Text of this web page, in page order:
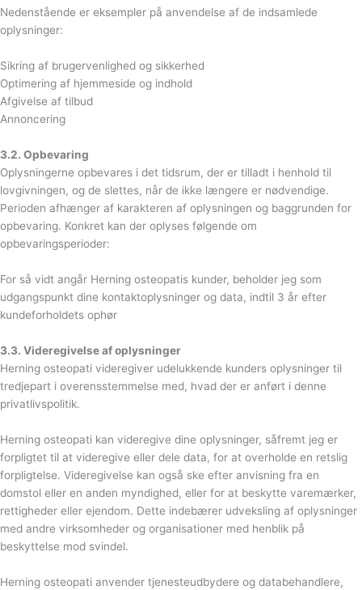
Nedenstående er eksempler på anvendelse af de indsamlede
oplysninger:
Sikring af brugervenlighed og sikkerhed
Optimering af hjemmeside og indhold
Afgivelse af tilbud
Annoncering
3.2. Opbevaring
Oplysningerne opbevares i det tidsrum, der er tilladt i henhold til
lovgivningen, og de slettes, når de ikke længere er nødvendige.
Perioden afhænger af karakteren af oplysningen og baggrunden for
opbevaring. Konkret kan der oplyses følgende om
opbevaringsperioder:
For så vidt angår Herning osteopatis kunder, beholder jeg som
udgangspunkt dine kontaktoplysninger og data, indtil 3 år efter
kundeforholdets ophør
3.3. Videregivelse af oplysninger
Herning osteopati videregiver udelukkende kunders oplysninger til
tredjepart i overensstemmelse med, hvad der er anført i denne
privatlivspolitik.
Herning osteopati kan videregive dine oplysninger, såfremt jeg er
forpligtet til at videregive eller dele data, for at overholde en retslig
forpligtelse. Videregivelse kan også ske efter anvisning fra en
domstol eller en anden myndighed, eller for at beskytte varemærker,
rettigheder eller ejendom. Dette indebærer udveksling af oplysninger
med andre virksomheder og organisationer med henblik på
beskyttelse mod svindel.
Herning osteopati anvender tjenesteudbydere og databehandlere,